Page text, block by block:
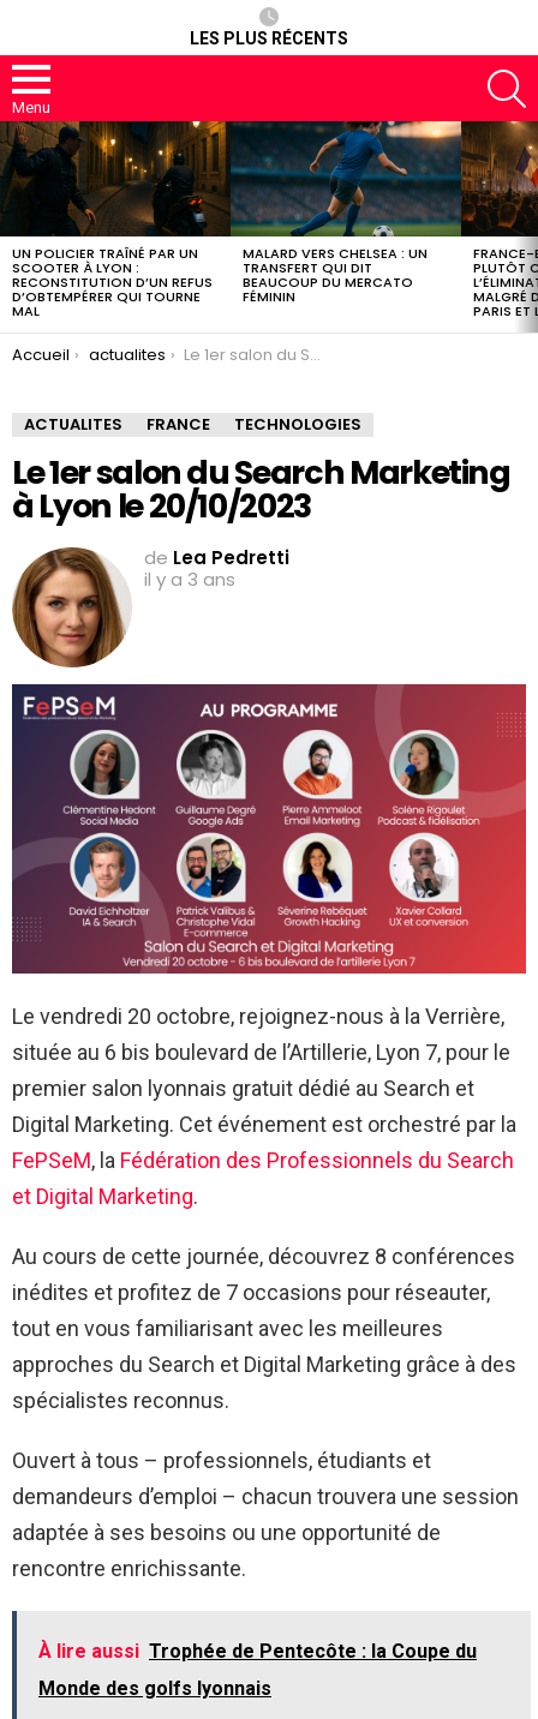
LES PLUS RÉCENTS
Menu
DERNIERS
ARTICLES
UN POLICIER TRAÎNÉ PAR UN
SCOOTER À LYON :
RECONSTITUTION D’UN REFUS
D’OBTEMPÉRER QUI TOURNE
MAL
MALARD VERS CHELSEA : UN
TRANSFERT QUI DIT
BEAUCOUP DU MERCATO
FÉMININ
FRANCE-
PLUTÔT
MALGRÉ
PARIS ET
You are here:
Accueil actualites Le 1er salon du Search Marketing à Lyon le 20/10/2023
ACTUALITES FRANCE TECHNOLOGIES
Le 1er salon du Search Marketing
à Lyon le 20/10/2023
de Lea Pedretti
il y a 3 ans
Le vendredi 20 octobre, rejoignez-nous à la Verrière,
située au 6 bis boulevard de l’Artillerie, Lyon 7, pour le
premier salon lyonnais gratuit dédié au Search et
Digital Marketing. Cet événement est orchestré par la
FePSeM, la Fédération des Professionnels du Search
et Digital Marketing.
Au cours de cette journée, découvrez 8 conférences
inédites et profitez de 7 occasions pour réseauter,
tout en vous familiarisant avec les meilleures
approches du Search et Digital Marketing grâce à des
spécialistes reconnus.
Ouvert à tous – professionnels, étudiants et
demandeurs d’emploi – chacun trouvera une session
adaptée à ses besoins ou une opportunité de
rencontre enrichissante.
À lire aussi Trophée de Pentecôte : la Coupe du
Monde des golfs lyonnais